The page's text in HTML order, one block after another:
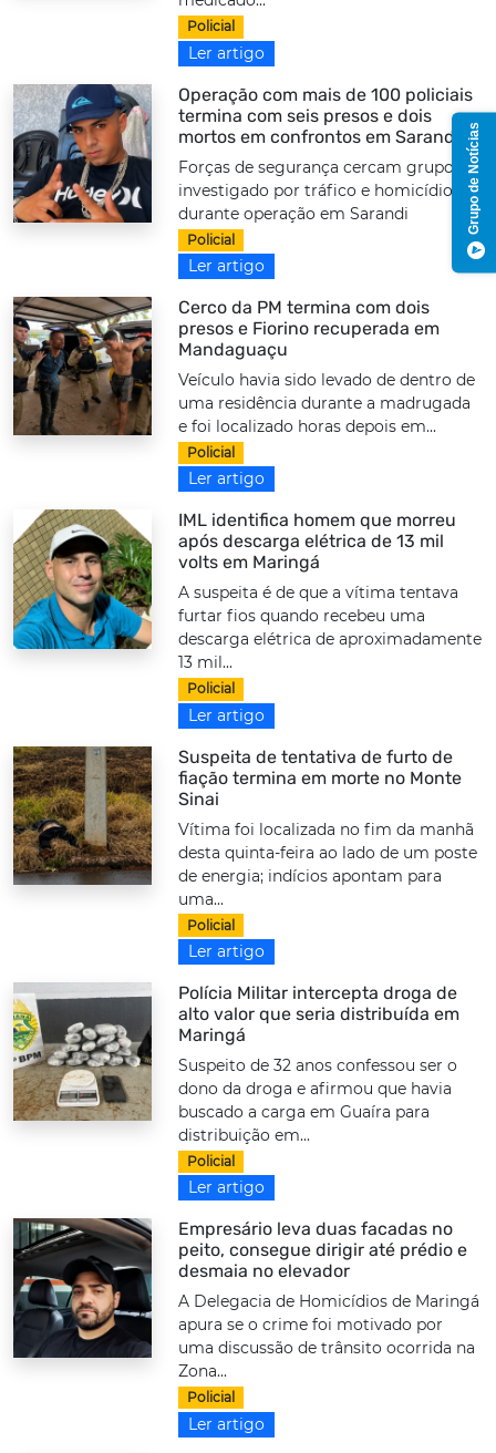
Policial
Ler artigo
Operação com mais de 100 policiais
termina com seis presos e dois
mortos em confrontos em Sarandi
Forças de segurança cercam grupo
investigado por tráfico e homicídios
durante operação em Sarandi
Policial
Ler artigo
Cerco da PM termina com dois
presos e Fiorino recuperada em
Mandaguaçu
Veículo havia sido levado de dentro de
uma residência durante a madrugada
e foi localizado horas depois em...
Policial
Ler artigo
IML identifica homem que morreu
após descarga elétrica de 13 mil
volts em Maringá
A suspeita é de que a vítima tentava
furtar fios quando recebeu uma
descarga elétrica de aproximadamente
13 mil...
Policial
Ler artigo
Suspeita de tentativa de furto de
fiação termina em morte no Monte
Sinai
Vítima foi localizada no fim da manhã
desta quinta-feira ao lado de um poste
de energia; indícios apontam para
uma...
Policial
Ler artigo
Polícia Militar intercepta droga de
alto valor que seria distribuída em
Maringá
Suspeito de 32 anos confessou ser o
dono da droga e afirmou que havia
buscado a carga em Guaíra para
distribuição em...
Policial
Ler artigo
Empresário leva duas facadas no
peito, consegue dirigir até prédio e
desmaia no elevador
A Delegacia de Homicídios de Maringá
apura se o crime foi motivado por
uma discussão de trânsito ocorrida na
Zona...
Policial
Ler artigo
Grupo de Notícias